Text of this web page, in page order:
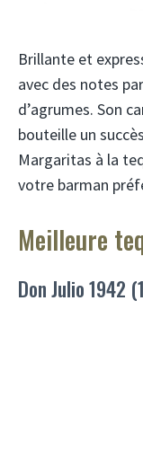
Brillante et
avec des notes
d’agrumes. Son
bouteille un
Margaritas à la
votre barman
Meilleure
Don Julio 1942